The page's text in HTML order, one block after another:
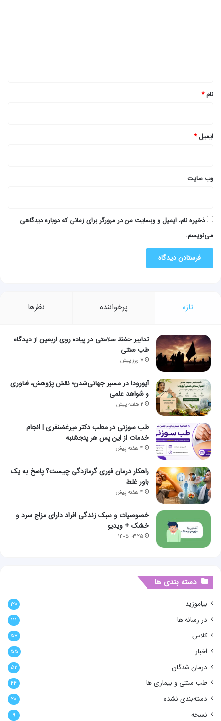
نام*
ایمیل*
وب‌ سایت
ذخیره نام، ایمیل و وبسایت من در مرورگر برای زمانی که دوباره دیدگاهی
می‌نویسم.
تازه پرخواننده نظرها
تدابیر حفظ سلامتی در پیاده روی اربعین از دیدگاه
طب سنتی
۷ روز پیش
آیورودا در مسیر جهانی‌شدن؛ نقش پژوهش، فناوری
و شواهد علمی
۲ هفته پیش
طب سوزنی در مطب دکتر میرغضنفری | انجام
خدمات از این پس هر پنجشنبه
۴ هفته پیش
راهکار درمان فوری گرمازدگی چیست؟ پاسخ به یک
باور غلط
۴ هفته پیش
خصوصیات و سبک زندگی افراد دارای مزاج سرد و
خشک + ویدیو
۱۴۰۵-۰۳-۲۵
دسته بندی ها
بیاموزید ۱۲۰
در رسانه ها ۱۱۱
کلاس ۵۷
اخبار ۵۵
درمان شدگان ۵۲
طب سنتی و بیماری ها ۴۴
دسته‌بندی نشده ۲۰
نسخه ۹